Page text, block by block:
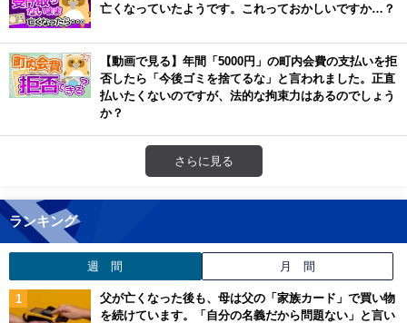
亡くなっていたようです。これっておかしいですか…？
【動画で見る】年間「5000円」の町内会費の支払いを拒
否したら「今後ゴミを捨てるな」と言われました。正直
払いたくないのですが、法的な拘束力はあるのでしょう
か？
さらに見る
ランキング
週 間 月 間
父が亡くなった後も、母は父の「家族カード」で買い物
を続けています。「自分の名義だから問題ない」と言い